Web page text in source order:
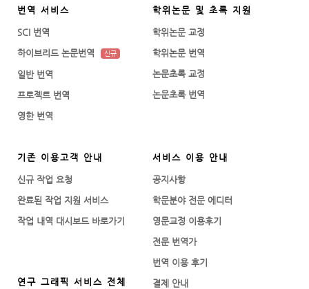
번역 서비스
SCI 번역
하이브리드 논문번역
신규
일반 번역
프로젝트 번역
영한 번역
학위논문 및 초록 지원
학위논문 교정
학위논문 번역
논문초록 교정
논문초록 번역
기존 이용고객 안내
신규 작업 요청
완료된 작업 지원 서비스
작업 내역 대시보드 바로가기
연구 그래픽 서비스 전체
서비스 이용 안내
공지사항
학문분야 전문 에디터
영문교정 이용후기
전문 번역가
번역 이용 후기
결제 안내